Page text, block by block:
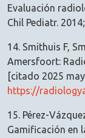
Evaluación
Chil Pediatr.
14. Smithuis F,
Amersfoort:
[citado 2025
https://
15. Pérez-
Gamificación en